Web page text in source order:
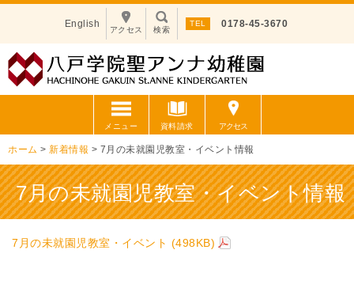
0178-45-3670
検索
English
アクセス
メニュー 資料請求 アクセス
ホーム > 新着情報 > 7月の未就園児教室・イベント情報
7月の未就園児教室・イベント情報
7月の未就園児教室・イベント (498KB)